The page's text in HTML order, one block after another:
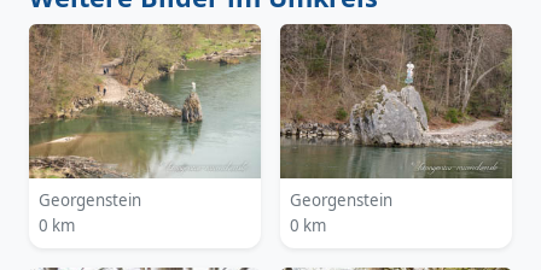
Georgenstein
0 km
Georgenstein
0 km